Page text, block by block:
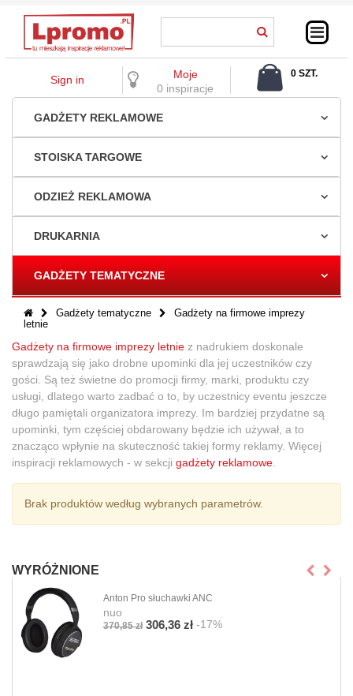
Sign in
Moje
0 inspiracje
0 SZT.
GADŻETY REKLAMOWE
STOISKA TARGOWE
ODZIEŻ REKLAMOWA
DRUKARNIA
GADŻETY TEMATYCZNE
Gadżety tematyczne
Gadżety na firmowe imprezy
letnie
Gadżety na firmowe imprezy letnie z nadrukiem doskonale
sprawdzają się jako drobne upominki dla jej uczestników czy
gości. Są też świetne do promocji firmy, marki, produktu czy
usługi, dlatego warto zadbać o to, by uczestnicy eventu jeszcze
długo pamiętali organizatora imprezy. Im bardziej przydatne są
upominki, tym częściej obdarowany będzie ich używał, a to
znacząco wpłynie na skuteczność takiej formy reklamy. Więcej
inspiracji reklamowych - w sekcji gadżety reklamowe
Brak produktów według wybranych parametrów.
WYRÓŻNIONE
Anton Pro słuchawki ANC
nuo
370,85 zł 306,36 zł -17%